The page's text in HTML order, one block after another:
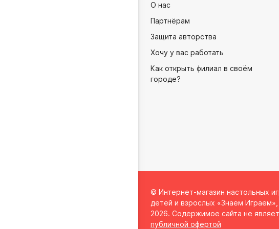
О нас
Партнёрам
Защита авторства
Хочу у вас работать
Как открыть филиал в своём
городе?
© Интернет-магазин настольных
детей и взрослых «Знаем Играем»,
2026. Содержимое сайта не
публичной офертой